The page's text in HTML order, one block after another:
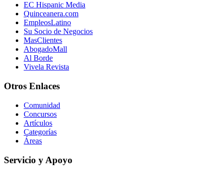
EC Hispanic Media
Quinceanera.com
EmpleosLatino
Su Socio de Negocios
MasClientes
AbogadoMall
Al Borde
Vivela Revista
Otros Enlaces
Comunidad
Concursos
Artículos
Categorías
Áreas
Servicio y Apoyo